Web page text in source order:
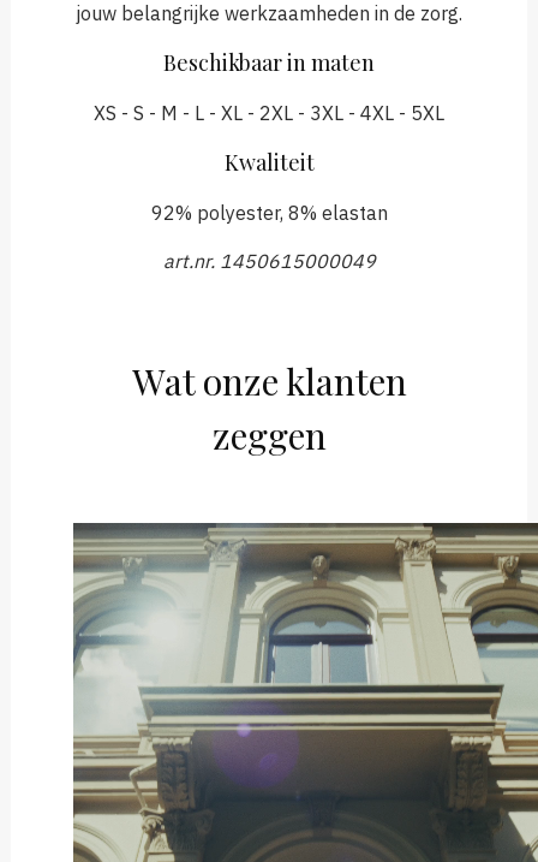
jouw belangrijke werkzaamheden in de zorg.
Beschikbaar in maten
XS - S - M - L - XL - 2XL - 3XL - 4XL - 5XL
Kwaliteit
92% polyester, 8% elastan
art.nr. 1450615000049
Wat onze klanten
zeggen